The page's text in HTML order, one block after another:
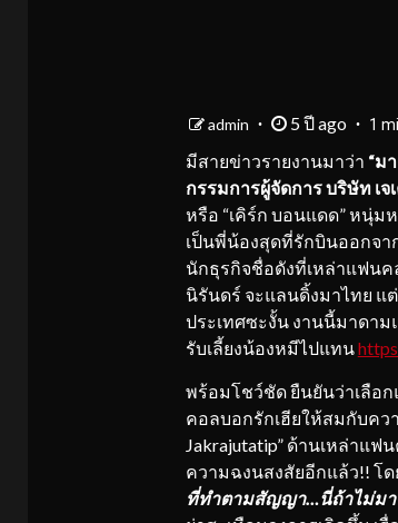
admin 5 ปี ago 1
มีสายข่าวรายงานมาว่า “ม
กรรมการผู้จัดการ บริษัท เจ
หรือ “เคิร์ก บอนแดด” หนุ่
เป็นพี่น้องสุดที่รักบินออกจา
นักธุรกิจชื่อดังที่เหล่าแฟน
นิรันดร์ จะแลนดิ้งมาไทย แ
ประเทศซะงั้น งานนี้มาดาม
รับเลี้ยงน้องหมีไปแทน
พร้อมโชว์ชัด ยืนยันว่าเลือก
คอลบอกรักเฮียให้สมกับคว
Jakrajutatip” ด้านเหล่าแ
ความฉงนสงสัยอีกแล้ว!! โ
ที่ทำตามสัญญา…นี่ถ้าไม่มา